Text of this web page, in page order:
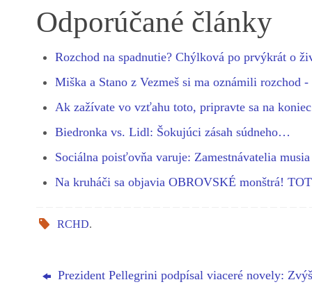
bo
ok
se
ng
er
ts
A
pp
gr
a
m
ed
In
re
Odporúčané články
Rozchod na spadnutie? Chýlková po prvýkrát o
Miška a Stano z Vezmeš si ma oznámili rozchod
Ak zažívate vo vzťahu toto, pripravte sa na
Biedronka vs. Lidl: Šokujúci zásah súdneho…
Sociálna poisťovňa varuje: Zamestnávatelia
Na kruháči sa objavia OBROVSKÉ monštrá!
RCHD.
Prezident Pellegrini podpísal viaceré novely: